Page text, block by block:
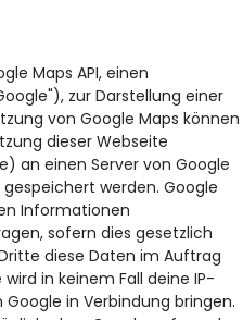
Maps API, einen
zur Darstellung einer
von Google Maps können
dieser Webseite
an einen Server von Google
werden. Google
Informationen
sofern dies gesetzlich
diese Daten im Auftrag
in keinem Fall deine IP-
in Verbindung bringen.